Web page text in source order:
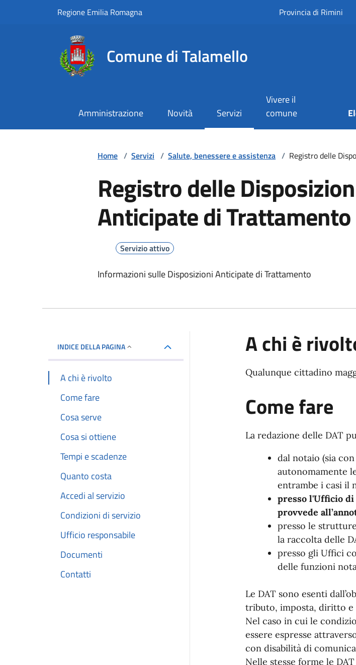
Vai ai contenutiRegione Emilia Romagna Provincia di Rimini
Comune di Talamello
Amministrazione Novità Servizi
Vivere il
comune
Home / Servizi / Salute, benessere e assistenza / Registro delle
Registro delle
Anticipate di Trattamento
Servizio attivo
Informazioni sulle Disposizioni Anticipate di Trattamento
INDICE DELLA PAGINA
A chi è rivolto
Come fare
Cosa serve
Cosa si ottiene
Tempi e scadenze
Quanto costa
Accedi al servizio
Condizioni di servizio
Ufficio responsabile
Documenti
Contatti
A chi è
Qualunque cittadino
Come fare
La redazione delle DAT
dal notaio (sia
autonomamente
entrambe i casi il
presso l'Ufficio di
provvede
presso le
la raccolta delle
presso gli Uffici
delle funzioni
Le DAT sono esenti
tributo, imposta, diritto e
Nel caso in cui le
essere espresse
con disabilità di
Nelle stesse forme le